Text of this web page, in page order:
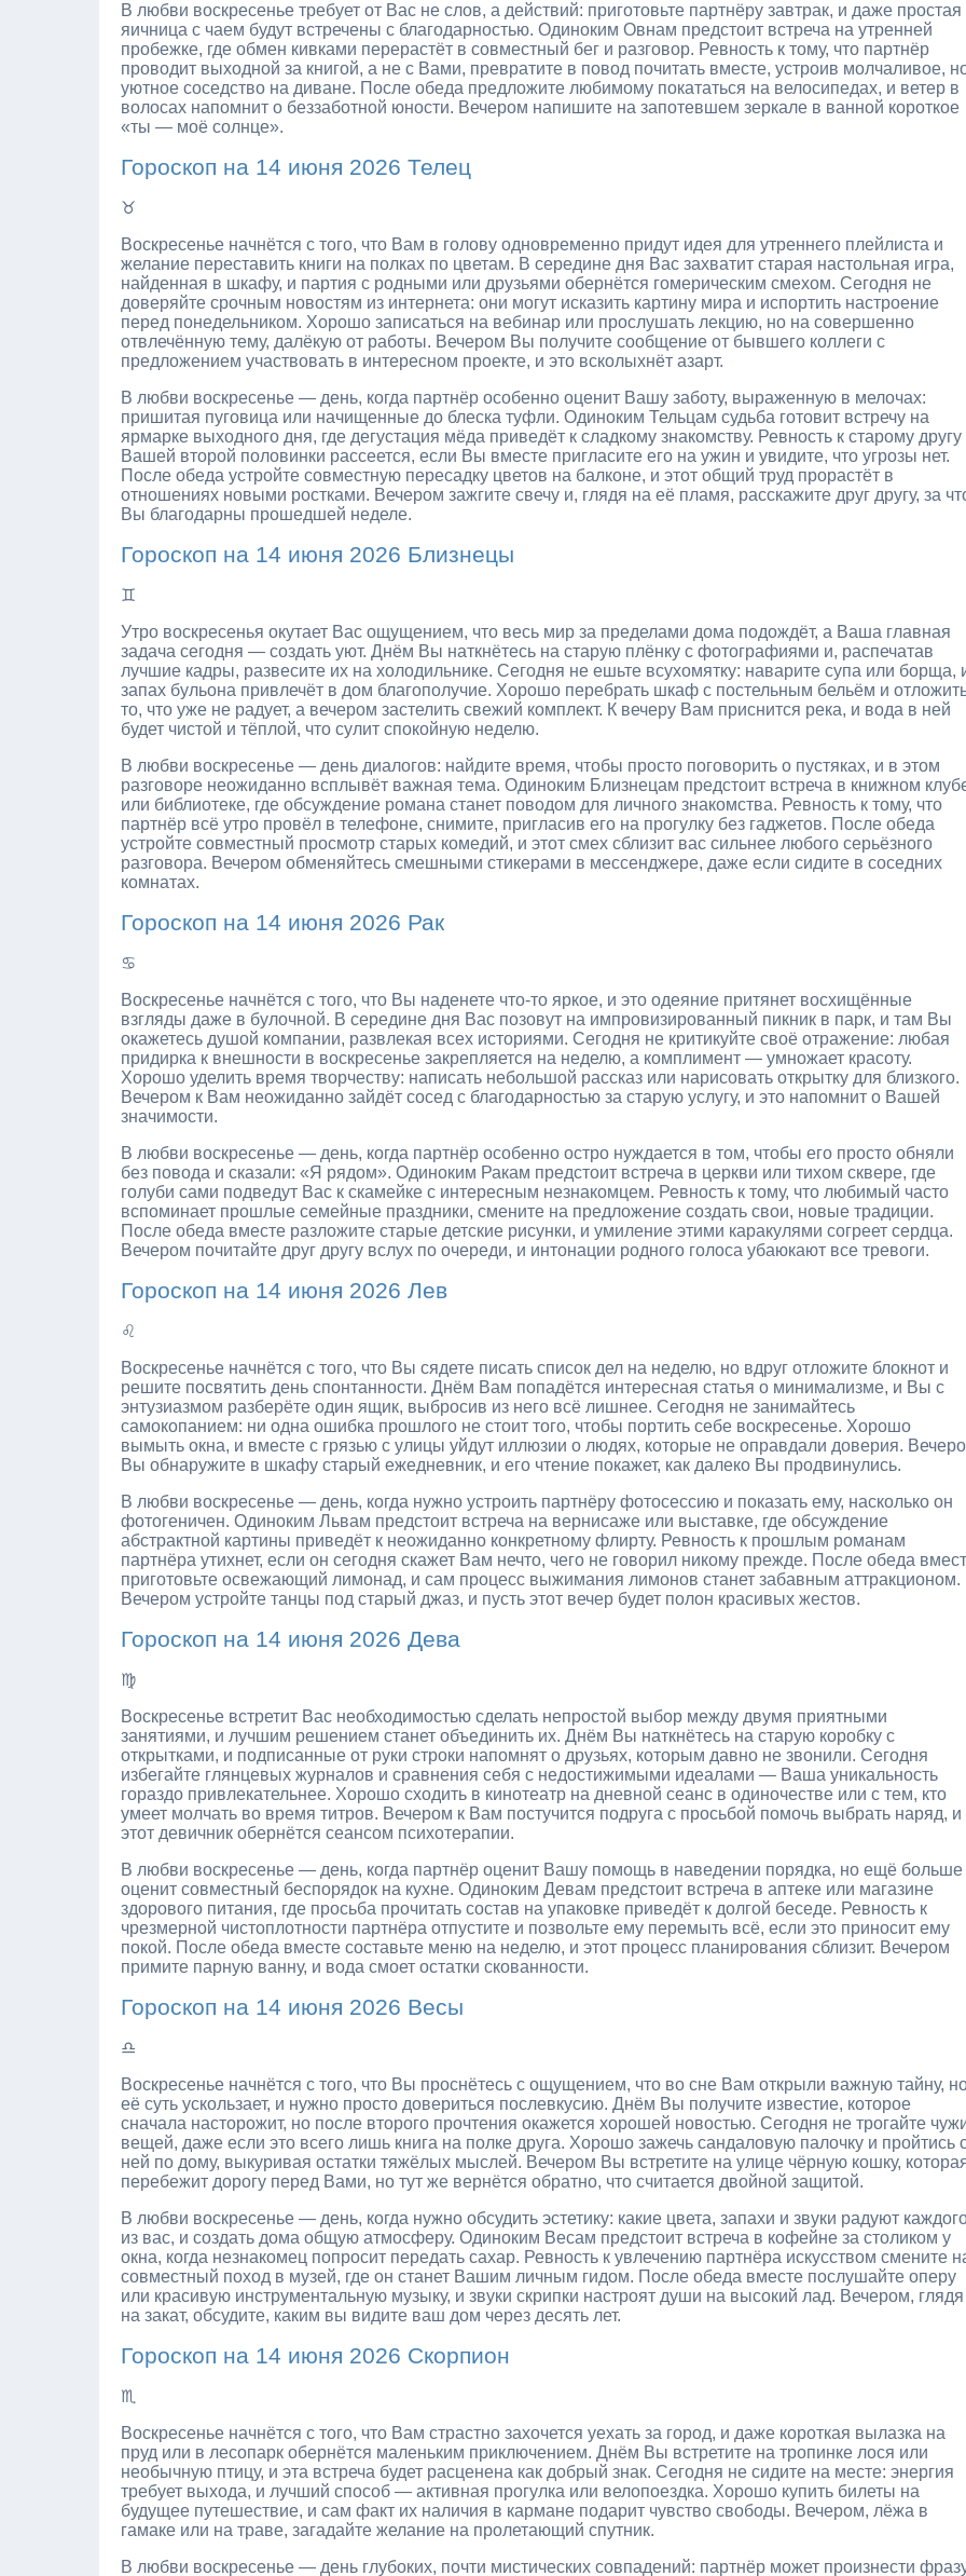
В любви воскресенье требует от Вас не слов, а действий: приготовьте партнёру завтрак, и даже простая
яичница с чаем будут встречены с благодарностью. Одиноким Овнам предстоит встреча на утренней
пробежке, где обмен кивками перерастёт в совместный бег и разговор. Ревность к тому, что партнёр
проводит выходной за книгой, а не с Вами, превратите в повод почитать вместе, устроив молчаливое,
уютное соседство на диване. После обеда предложите любимому покататься на велосипедах, и ветер в
волосах напомнит о беззаботной юности. Вечером напишите на запотевшем зеркале в ванной короткое
«ты — моё солнце».
Гороскоп на 14 июня 2026 Телец
♉
Воскресенье начнётся с того, что Вам в голову одновременно придут идея для утреннего плейлиста и
желание переставить книги на полках по цветам. В середине дня Вас захватит старая настольная игра,
найденная в шкафу, и партия с родными или друзьями обернётся гомерическим смехом. Сегодня не
доверяйте срочным новостям из интернета: они могут исказить картину мира и испортить настроение
перед понедельником. Хорошо записаться на вебинар или прослушать лекцию, но на совершенно
отвлечённую тему, далёкую от работы. Вечером Вы получите сообщение от бывшего коллеги с
предложением участвовать в интересном проекте, и это всколыхнёт азарт.
В любви воскресенье — день, когда партнёр особенно оценит Вашу заботу, выраженную в мелочах:
пришитая пуговица или начищенные до блеска туфли. Одиноким Тельцам судьба готовит встречу на
ярмарке выходного дня, где дегустация мёда приведёт к сладкому знакомству. Ревность к старому другу
Вашей второй половинки рассеется, если Вы вместе пригласите его на ужин и увидите, что угрозы нет.
После обеда устройте совместную пересадку цветов на балконе, и этот общий труд прорастёт в
отношениях новыми ростками. Вечером зажгите свечу и, глядя на её пламя, расскажите друг другу, за
Вы благодарны прошедшей неделе.
Гороскоп на 14 июня 2026 Близнецы
♊
Утро воскресенья окутает Вас ощущением, что весь мир за пределами дома подождёт, а Ваша главная
задача сегодня — создать уют. Днём Вы наткнётесь на старую плёнку с фотографиями и, распечатав
лучшие кадры, развесите их на холодильнике. Сегодня не ешьте всухомятку: наварите супа или борща,
запах бульона привлечёт в дом благополучие. Хорошо перебрать шкаф с постельным бельём и
то, что уже не радует, а вечером застелить свежий комплект. К вечеру Вам приснится река, и вода в ней
будет чистой и тёплой, что сулит спокойную неделю.
В любви воскресенье — день диалогов: найдите время, чтобы просто поговорить о пустяках, и в этом
разговоре неожиданно всплывёт важная тема. Одиноким Близнецам предстоит встреча в книжном
или библиотеке, где обсуждение романа станет поводом для личного знакомства. Ревность к тому, что
партнёр всё утро провёл в телефоне, снимите, пригласив его на прогулку без гаджетов. После обеда
устройте совместный просмотр старых комедий, и этот смех сблизит вас сильнее любого серьёзного
разговора. Вечером обменяйтесь смешными стикерами в мессенджере, даже если сидите в соседних
комнатах.
Гороскоп на 14 июня 2026 Рак
♋
Воскресенье начнётся с того, что Вы наденете что-то яркое, и это одеяние притянет восхищённые
взгляды даже в булочной. В середине дня Вас позовут на импровизированный пикник в парк, и там Вы
окажетесь душой компании, развлекая всех историями. Сегодня не критикуйте своё отражение: любая
придирка к внешности в воскресенье закрепляется на неделю, а комплимент — умножает красоту.
Хорошо уделить время творчеству: написать небольшой рассказ или нарисовать открытку для близкого.
Вечером к Вам неожиданно зайдёт сосед с благодарностью за старую услугу, и это напомнит о Вашей
значимости.
В любви воскресенье — день, когда партнёр особенно остро нуждается в том, чтобы его просто обняли
без повода и сказали: «Я рядом». Одиноким Ракам предстоит встреча в церкви или тихом сквере, где
голуби сами подведут Вас к скамейке с интересным незнакомцем. Ревность к тому, что любимый часто
вспоминает прошлые семейные праздники, смените на предложение создать свои, новые традиции.
После обеда вместе разложите старые детские рисунки, и умиление этими каракулями согреет сердца.
Вечером почитайте друг другу вслух по очереди, и интонации родного голоса убаюкают все тревоги.
Гороскоп на 14 июня 2026 Лев
♌
Воскресенье начнётся с того, что Вы сядете писать список дел на неделю, но вдруг отложите блокнот и
решите посвятить день спонтанности. Днём Вам попадётся интересная статья о минимализме, и Вы с
энтузиазмом разберёте один ящик, выбросив из него всё лишнее. Сегодня не занимайтесь
самокопанием: ни одна ошибка прошлого не стоит того, чтобы портить себе воскресенье. Хорошо
вымыть окна, и вместе с грязью с улицы уйдут иллюзии о людях, которые не оправдали доверия.
Вы обнаружите в шкафу старый ежедневник, и его чтение покажет, как далеко Вы продвинулись.
В любви воскресенье — день, когда нужно устроить партнёру фотосессию и показать ему, насколько он
фотогеничен. Одиноким Львам предстоит встреча на вернисаже или выставке, где обсуждение
абстрактной картины приведёт к неожиданно конкретному флирту. Ревность к прошлым романам
партнёра утихнет, если он сегодня скажет Вам нечто, чего не говорил никому прежде. После обеда
приготовьте освежающий лимонад, и сам процесс выжимания лимонов станет забавным аттракционом.
Вечером устройте танцы под старый джаз, и пусть этот вечер будет полон красивых жестов.
Гороскоп на 14 июня 2026 Дева
♍
Воскресенье встретит Вас необходимостью сделать непростой выбор между двумя приятными
занятиями, и лучшим решением станет объединить их. Днём Вы наткнётесь на старую коробку с
открытками, и подписанные от руки строки напомнят о друзьях, которым давно не звонили. Сегодня
избегайте глянцевых журналов и сравнения себя с недостижимыми идеалами — Ваша уникальность
гораздо привлекательнее. Хорошо сходить в кинотеатр на дневной сеанс в одиночестве или с тем, кто
умеет молчать во время титров. Вечером к Вам постучится подруга с просьбой помочь выбрать наряд, и
этот девичник обернётся сеансом психотерапии.
В любви воскресенье — день, когда партнёр оценит Вашу помощь в наведении порядка, но ещё больше
оценит совместный беспорядок на кухне. Одиноким Девам предстоит встреча в аптеке или магазине
здорового питания, где просьба прочитать состав на упаковке приведёт к долгой беседе. Ревность к
чрезмерной чистоплотности партнёра отпустите и позвольте ему перемыть всё, если это приносит ему
покой. После обеда вместе составьте меню на неделю, и этот процесс планирования сблизит. Вечером
примите парную ванну, и вода смоет остатки скованности.
Гороскоп на 14 июня 2026 Весы
♎
Воскресенье начнётся с того, что Вы проснётесь с ощущением, что во сне Вам открыли важную тайну,
её суть ускользает, и нужно просто довериться послевкусию. Днём Вы получите известие, которое
сначала насторожит, но после второго прочтения окажется хорошей новостью. Сегодня не трогайте
вещей, даже если это всего лишь книга на полке друга. Хорошо зажечь сандаловую палочку и пройтись
ней по дому, выкуривая остатки тяжёлых мыслей. Вечером Вы встретите на улице чёрную кошку,
перебежит дорогу перед Вами, но тут же вернётся обратно, что считается двойной защитой.
В любви воскресенье — день, когда нужно обсудить эстетику: какие цвета, запахи и звуки радуют
из вас, и создать дома общую атмосферу. Одиноким Весам предстоит встреча в кофейне за столиком у
окна, когда незнакомец попросит передать сахар. Ревность к увлечению партнёра искусством смените
совместный поход в музей, где он станет Вашим личным гидом. После обеда вместе послушайте оперу
или красивую инструментальную музыку, и звуки скрипки настроят души на высокий лад. Вечером, глядя
на закат, обсудите, каким вы видите ваш дом через десять лет.
Гороскоп на 14 июня 2026 Скорпион
♏
Воскресенье начнётся с того, что Вам страстно захочется уехать за город, и даже короткая вылазка на
пруд или в лесопарк обернётся маленьким приключением. Днём Вы встретите на тропинке лося или
необычную птицу, и эта встреча будет расценена как добрый знак. Сегодня не сидите на месте: энергия
требует выхода, и лучший способ — активная прогулка или велопоездка. Хорошо купить билеты на
будущее путешествие, и сам факт их наличия в кармане подарит чувство свободы. Вечером, лёжа в
гамаке или на траве, загадайте желание на пролетающий спутник.
В любви воскресенье — день глубоких, почти мистических совпадений: партнёр может произнести